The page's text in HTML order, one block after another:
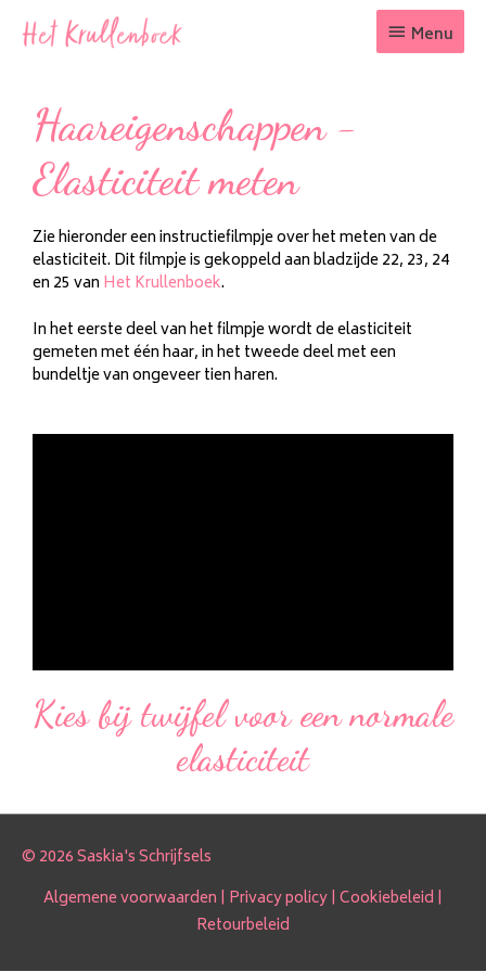
Menu
Haareigenschappen -
Elasticiteit meten
Zie hieronder een instructiefilmpje over het meten van de
elasticiteit. Dit filmpje is gekoppeld aan bladzijde 22, 23, 24
en 25 van Het Krullenboek.
In het eerste deel van het filmpje wordt de elasticiteit
gemeten met één haar, in het tweede deel met een
bundeltje van ongeveer tien haren.
Kies bij twijfel voor een normale
elasticiteit
© 2026 Saskia's Schrijfsels
Algemene voorwaarden | Privacy policy| Cookiebeleid |
Retourbeleid